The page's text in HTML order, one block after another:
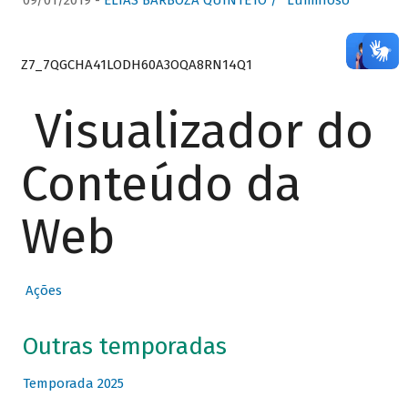
Z7_7QGCHA41LODH60A3OQA8RN14Q1
Visualizador do
Conteúdo da
Web
Ações
Outras temporadas
Temporada 2025